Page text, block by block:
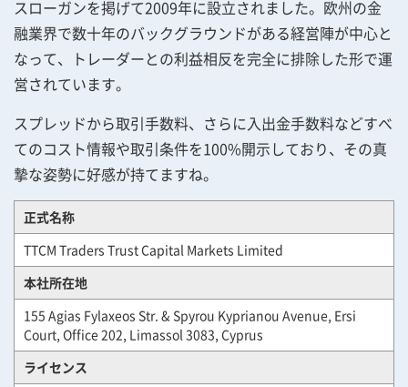
スローガンを掲げて2009年に設立されました。欧州の金
融業界で数十年のバックグラウンドがある経営陣が中心と
なって、トレーダーとの利益相反を完全に排除した形で運
営されています。
スプレッドから取引手数料、さらに入出金手数料などすべ
てのコスト情報や取引条件を100%開示しており、その真
摯な姿勢に好感が持てますね。
正式名称
TTCM Traders Trust Capital Markets Limited
本社所在地
155 Agias Fylaxeos Str. & Spyrou Kyprianou Avenue, Ersi
Court, Office 202, Limassol 3083, Cyprus
ライセンス